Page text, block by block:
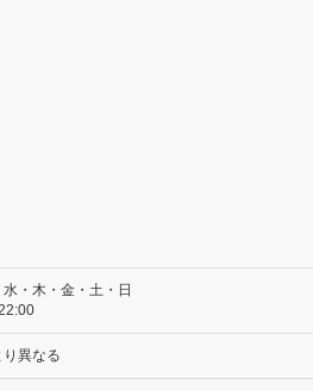
水・木・金・土・日
り異なる